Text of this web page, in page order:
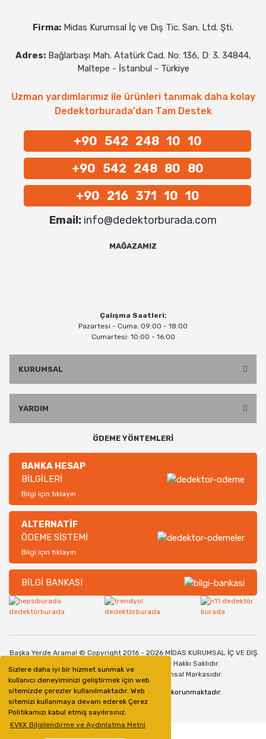
Sizlere daha iyi bir hizmet sunmak ve
kullanıcı deneyiminizi geliştirmek için web
sitemizde çerezler kullanılmaktadır. Web
sitemizi kullanmaya devam ederek Çerez
Politikamızı kabul etmiş sayılırsınız.
KVKK Bilgilendirme ve Aydınlatma Metni
Firma: Midas Kurumsal İç ve Dış Tic. San. Ltd. Şti.
Adres: Bağlarbaşı Mah. Atatürk Cad. No: 136, D: 3. 34844,
Maltepe - İstanbul - Türkiye
Uzman yardımlarımız ile ürünleri tanımak daha kolay
Dedektorburada'dan Tam Destek
+90 542 248 10 10
+90 542 248 80 80
+90 216 371 10 10
Email: info@dedektorburada.com
MAĞAZAMIZ
Çalışma Saatleri:
Pazartesi - Cuma: 09:00 - 18:00
Cumartesi: 10:00 - 16:00
KURUMSAL
YARDIM
ÖDEME YÖNTEMLERİ
BANKA HESAP
BİLGİLERİ
Bilgi için tıklayın
ALTERNATİF
ÖDEME SİSTEMİ
Bilgi için tıklayın
BİLGİ BANKASI
Başka Yerde Arama! © Copyright 2016 - 2026 MİDAS KURUMSAL İÇ VE DIŞ
TİCARET SANAYİ LİMİTED ŞİRKETİ. Her Hakkı Saklıdır.
Dedektorburada.com, bir Midas Kurumsal Markasıdır.
128bit SSL Güvenlik Sertifikası ile korunmaktadır.